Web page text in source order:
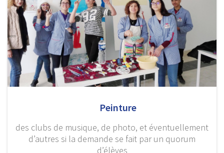
Peinture
des clubs de musique, de photo, et éventuellement
d’autres si la demande se fait par un quorum
d’élèves